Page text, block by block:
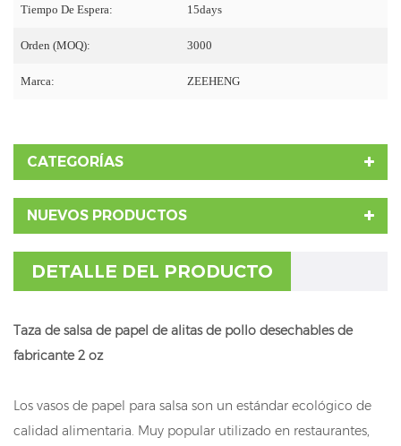
Tiempo De Espera: 15days
Orden (MOQ): 3000
Marca: ZEEHENG
CATEGORÍAS
NUEVOS PRODUCTOS
DETALLE DEL PRODUCTO
Taza de salsa de papel de alitas de pollo desechables de
fabricante 2 oz
Los vasos de papel para salsa son un estándar ecológico de
calidad alimentaria. Muy popular utilizado en restaurantes,